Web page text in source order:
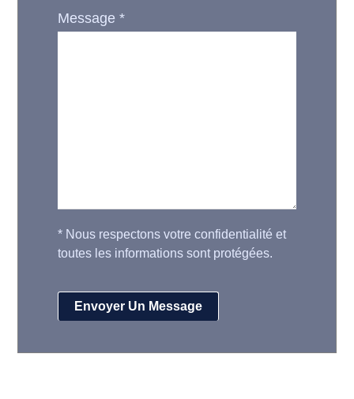
Message*
* Nous respectons votre confidentialité et
toutes les informations sont protégées.